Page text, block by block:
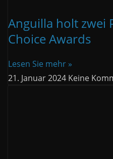
Anguilla holt zwei
Choice Awards
Lesen Sie mehr »
21. Januar 2024 Keine